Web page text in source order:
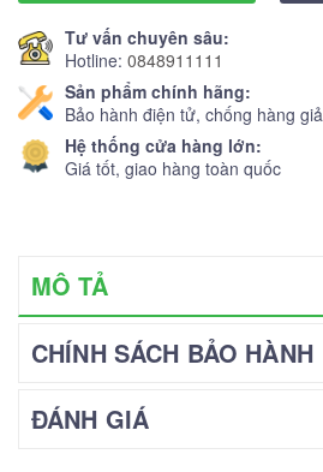
Tư vấn chuyên sâu:
Hotline: 0848911111
Sản phẩm chính hãng:
Bảo hành điện tử, chống hàng giả
Hệ thống cửa hàng lớn:
Giá tốt, giao hàng toàn quốc
MÔ TẢ
CHÍNH SÁCH BẢO HÀNH
ĐÁNH GIÁ